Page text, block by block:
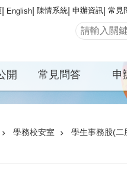
English 陳情系統 申辦資訊 常見
開 常見問答 申
學務校安室 學生事務股(二